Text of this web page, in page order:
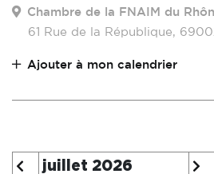
Chambre de la FNAIM du
61 Rue de la République,
Ajouter à mon calendrier
juillet 2026